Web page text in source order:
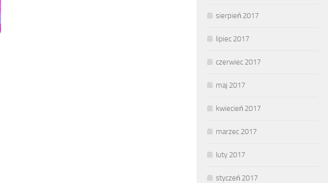
sierpień 2017
lipiec 2017
czerwiec 2017
maj 2017
kwiecień 2017
marzec 2017
luty 2017
styczeń 2017